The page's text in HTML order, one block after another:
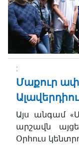
Մաքուր ափ,
Այս անգամ
արշավն
Օրհուս